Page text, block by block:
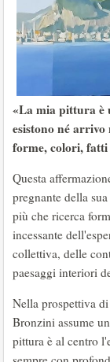
«La mia pittura è
esistono né
forme, colori, fatti
Questa
pregnante della
più che ricerca
incessante
collettiva, delle
paesaggi interiori
Nella prospettiva
Bronzini assume
pittura è al centro